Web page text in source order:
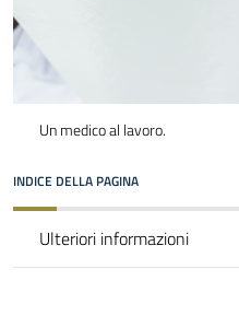
Un medico al lavoro.
INDICE DELLA PAGINA
Ulteriori informazioni